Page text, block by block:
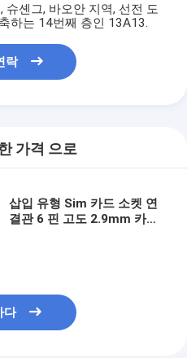
슈셴그, 바오안 지역, 선전 도
하는 14번째 층인 13A13.
락
가격 으로
삽입 유형 Sim 카드 소켓 연
결관 6 핀 고도 2.9mm 카드
다